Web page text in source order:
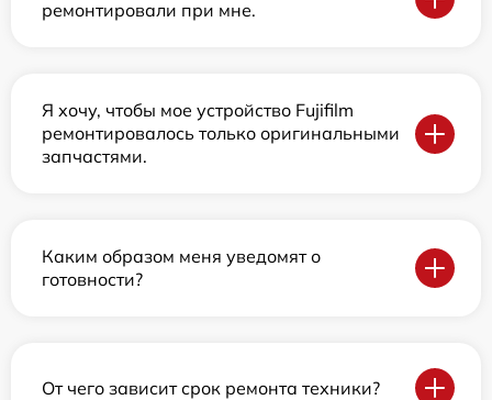
ремонтировали при мне.
Я хочу, чтобы мое устройство Fujifilm
ремонтировалось только оригинальными
запчастями.
Каким образом меня уведомят о
готовности?
От чего зависит срок ремонта техники?